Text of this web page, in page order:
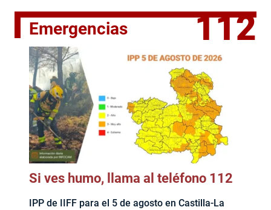
Emergencias 112
Si ves humo, llama al teléfono 112
IPP de IIFF para el 5 de agosto en Castilla-La